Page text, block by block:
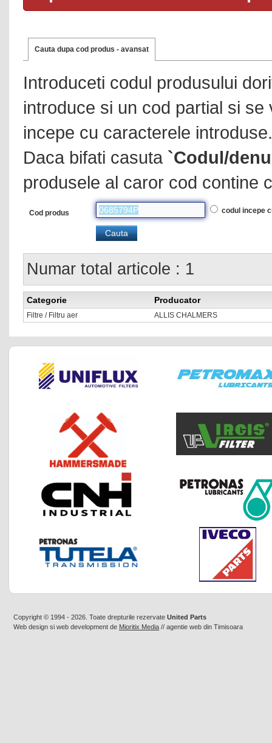
Cauta dupa cod produs - avansat
Introduceti codul produsului
introduce si un cod partial si
incepe cu caracterele introduse.
Daca bifati casuta `Codul/
produsele al caror cod contine
Cod produs codul incepe
Numar total articole : 1
Categorie Producator
Filtre / Filtru aer ALLIS CHALMERS
Copyright © 1994 - 2026. Toate drepturile rezervate United Parts
Web design si web development de Mioritix Media // agentie web din Timisoara